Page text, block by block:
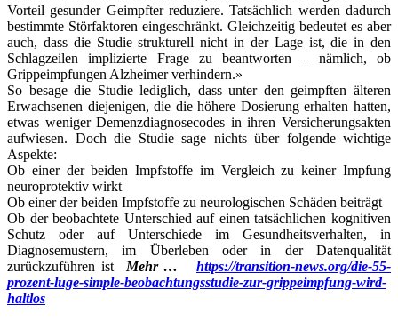
Vorteil gesunder Geimpfter reduziere. Tatsächlich werden dadurch
bestimmte Störfaktoren eingeschränkt. Gleichzeitig bedeutet es aber
auch, dass die Studie strukturell nicht in der Lage ist, die in den
Schlagzeilen implizierte Frage zu beantworten – nämlich, ob
Grippeimpfungen Alzheimer verhindern.»
So besage die Studie lediglich, dass unter den geimpften älteren
Erwachsenen diejenigen, die die höhere Dosierung erhalten hatten,
etwas weniger Demenzdiagnosecodes in ihren Versicherungsakten
aufwiesen. Doch die Studie sage nichts über folgende wichtige
Aspekte:
Ob einer der beiden Impfstoffe im Vergleich zu keiner Impfung
neuroprotektiv wirkt
Ob einer der beiden Impfstoffe zu neurologischen Schäden beiträgt
Ob der beobachtete Unterschied auf einen tatsächlichen kognitiven
Schutz oder auf Unterschiede im Gesundheitsverhalten, in
Diagnosemustern, im Überleben oder in der Datenqualität
zurückzuführen ist Mehr …https://transition-news.org/die-55-
prozent-luge-simple-beobachtungsstudie-zur-grippeimpfung-wird-
haltlos